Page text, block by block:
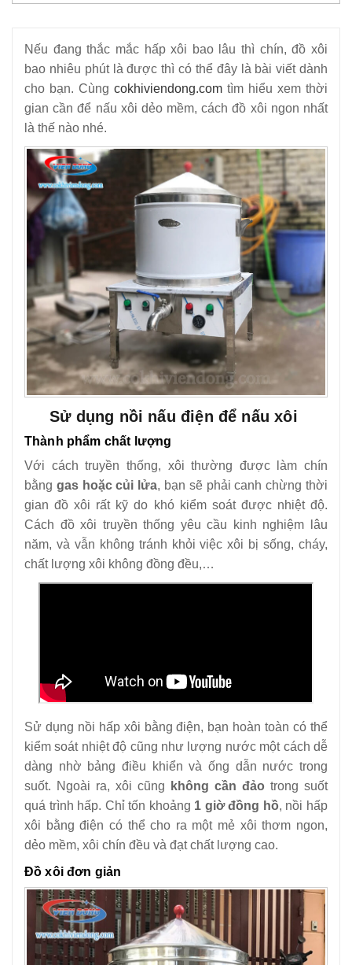
hiện nay
10- Cách làm nước sốt bán xôi gà
11- Mua nồi nấu xôi bằng điện
12
Nếu đang thắc mắc hấp xôi bao lâu thì chín, đồ xôi
bao nhiêu phút là được thì có thể đây là bài viết dành
cho bạn. Cùng cokhiviendong.com tìm hiểu xem thời
gian cần để nấu xôi dẻo mềm, cách đồ xôi ngon nhất
là thế nào nhé.
Sử dụng nồi nấu điện để nấu xôi
Thành phẩm chất lượng
Với cách truyền thống, xôi thường được làm chín
bằng gas hoặc củi lửa, bạn sẽ phải canh chừng thời
gian đồ xôi rất kỹ do khó kiểm soát được nhiệt độ.
Cách đồ xôi truyền thống yêu cầu kinh nghiệm lâu
năm, và vẫn không tránh khỏi việc xôi bị sống, cháy,
chất lượng xôi không đồng đều,…
Sử dụng nồi hấp xôi bằng điện, bạn hoàn toàn có thể
kiểm soát nhiệt độ cũng như lượng nước một cách dễ
dàng nhờ bảng điều khiển và ống dẫn nước trong
suốt. Ngoài ra, xôi cũng
không cần đảo trong suốt
quá trình hấp. Chỉ tốn khoảng 1 giờ đồng hồ, nồi hấp
xôi bằng điện có thể cho ra một mẻ xôi thơm ngon,
dẻo mềm, xôi chín đều và đạt chất lượng cao.
Đồ xôi đơn giản